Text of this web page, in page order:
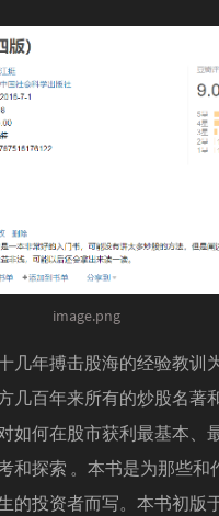
image.png
几年搏击股海的经验教训
几百年来所有的炒股名著
如何在股市获利最基本、
和探索 。本书是为那些和
的投资者而写。本书初版